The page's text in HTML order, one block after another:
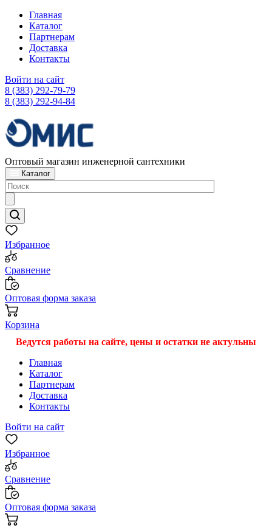
Главная
Каталог
Партнерам
Доставка
Контакты
Войти на сайт
8 (383) 292-79-79
8 (383) 292-94-84
Оптовый магазин инженерной сантехники
Каталог
Избранное
Сравнение
Оптовая форма заказа
Корзина
Ведутся работы на сайте, цены и остатки не актульны
Главная
Каталог
Партнерам
Доставка
Контакты
Войти на сайт
Избранное
Сравнение
Оптовая форма заказа